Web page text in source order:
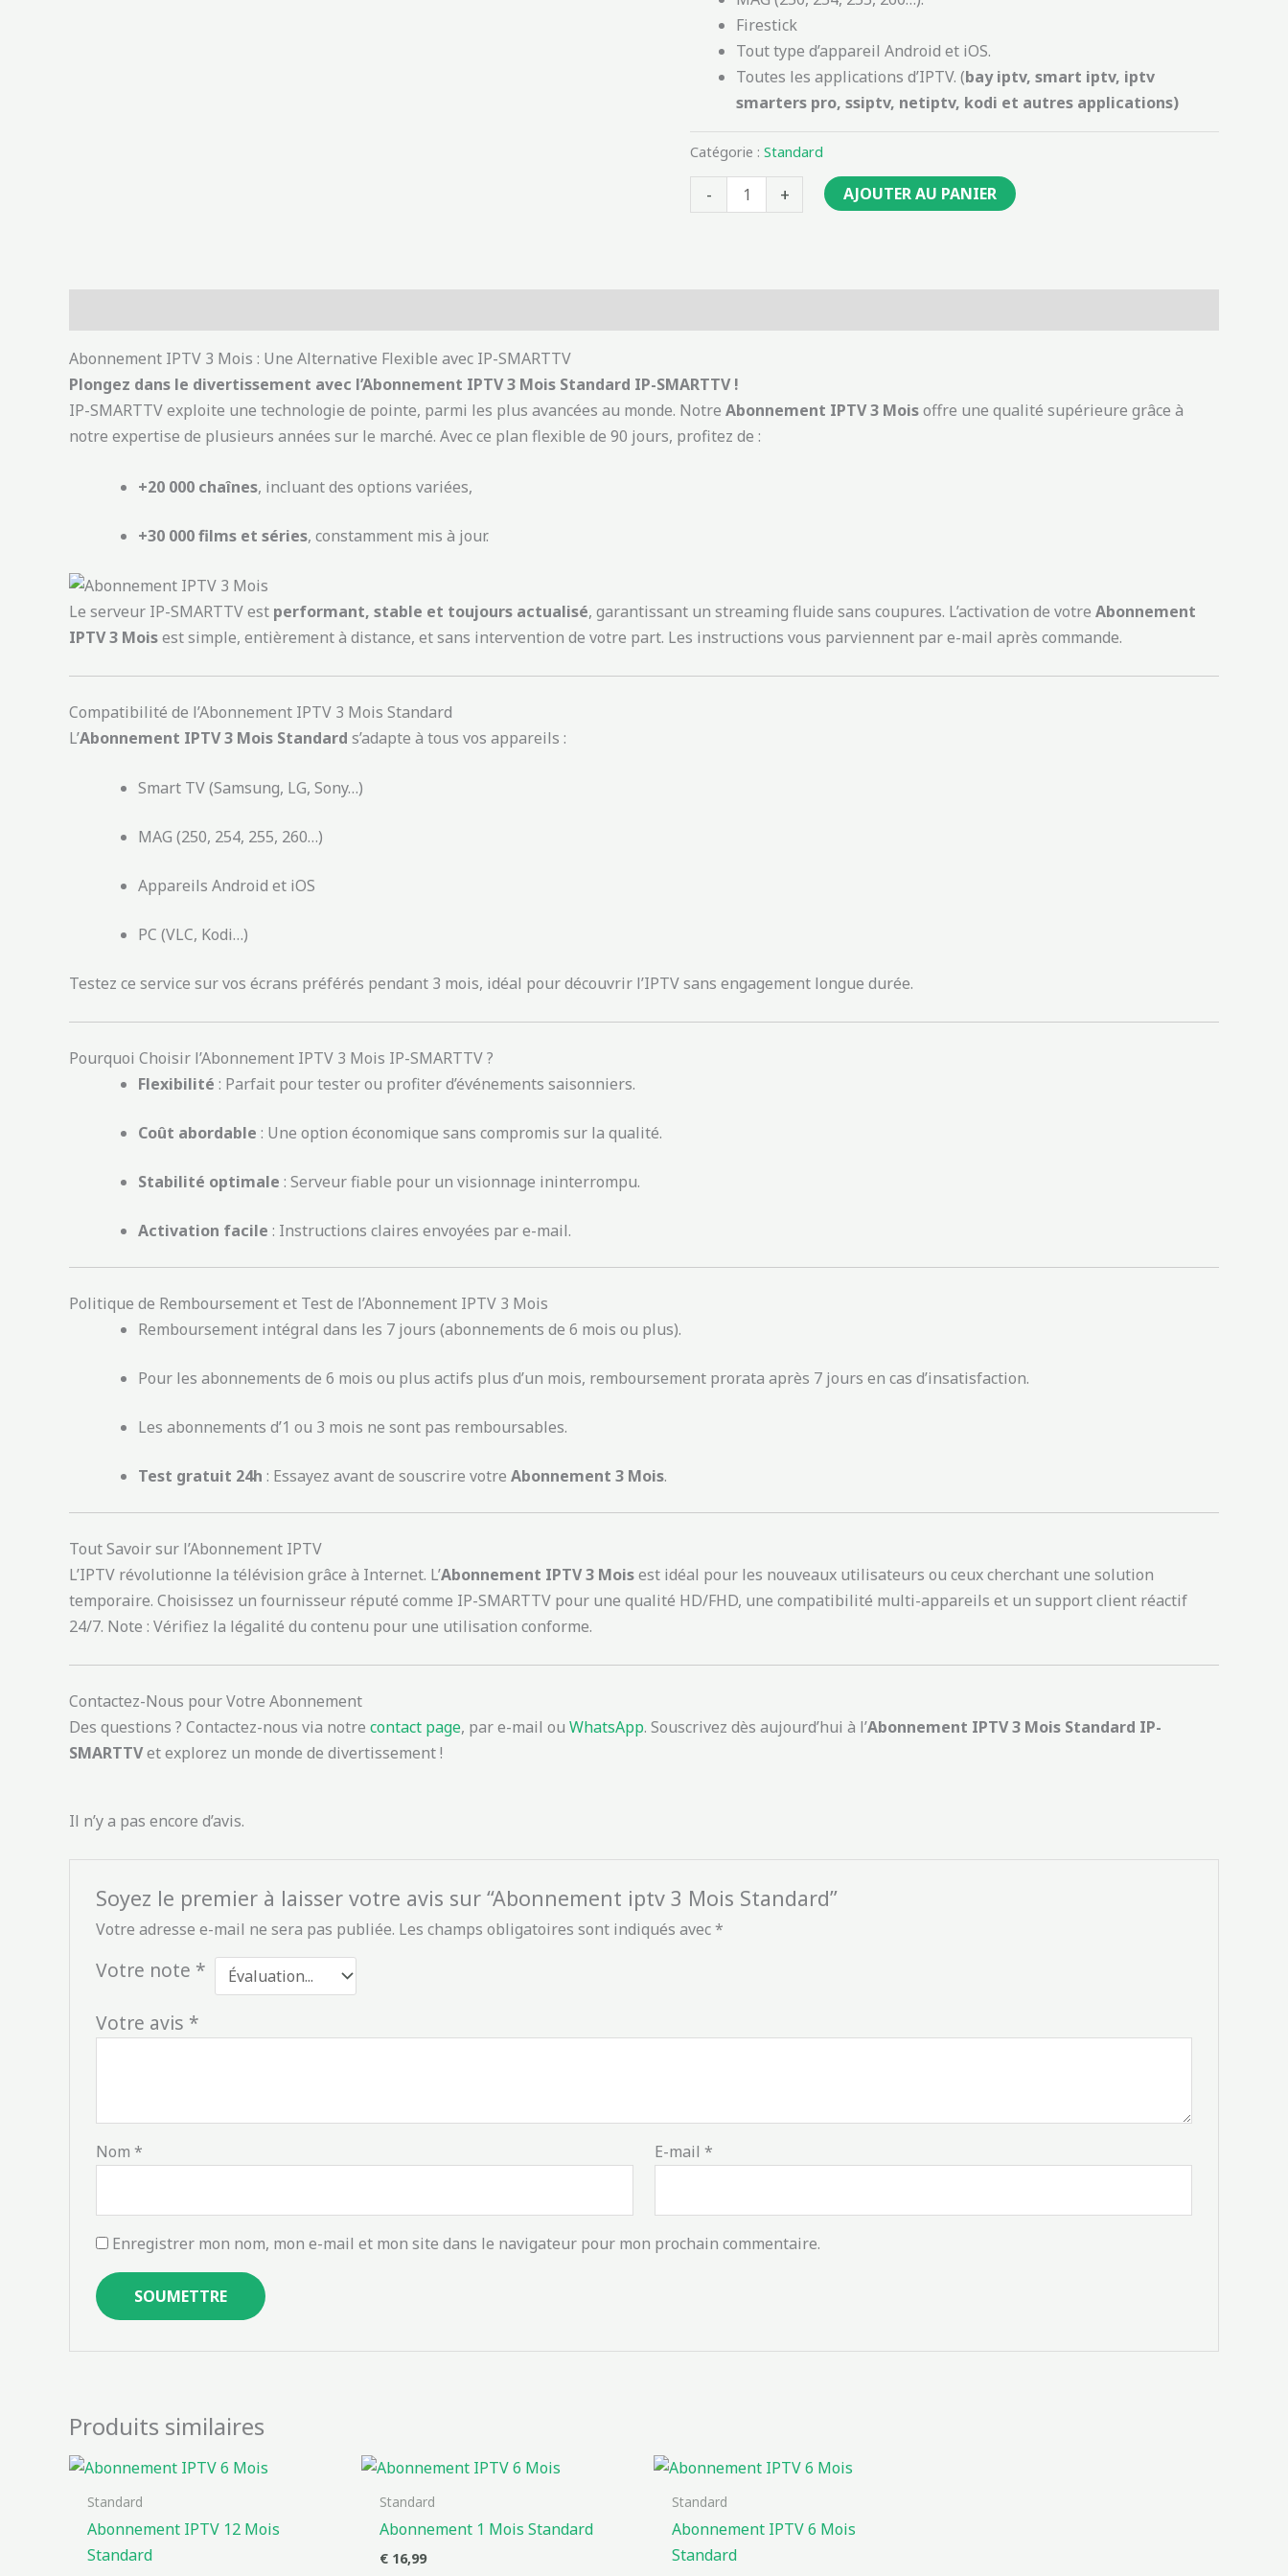
Firestick
Tout type d’appareil Android et iOS.
Toutes les applications d’IPTV. (bay iptv, smart iptv, iptv
smarters pro, ssiptv, netiptv, kodi et autres applications)
Catégorie : Standard
- + AJOUTER AU PANIER
Abonnement IPTV 3 Mois : Une Alternative Flexible avec IP-SMARTTV
Plongez dans le divertissement avec l’Abonnement IPTV 3 Mois Standard IP-SMARTTV !
IP-SMARTTV exploite une technologie de pointe, parmi les plus avancées au monde. Notre Abonnement IPTV 3 Moisoffre une qualité supérieure grâce à
notre expertise de plusieurs années sur le marché. Avec ce plan flexible de 90 jours, profitez de :
+20 000 chaînes, incluant des options variées,
+30 000 films et séries, constamment mis à jour.
Le serveur IP-SMARTTV est performant, stable et toujours actualisé, garantissant un streaming fluide sans coupures. L’activation de votre Abonnement
IPTV 3 Moisest simple, entièrement à distance, et sans intervention de votre part. Les instructions vous parviennent par e-mail après commande.
Compatibilité de l’Abonnement IPTV 3 Mois Standard
L’Abonnement IPTV 3 Mois Standard s’adapte à tous vos appareils :
Smart TV (Samsung, LG, Sony…)
MAG (250, 254, 255, 260…)
Appareils Android et iOS
PC (VLC, Kodi…)
Testez ce service sur vos écrans préférés pendant 3 mois, idéal pour découvrir l’IPTV sans engagement longue durée.
Pourquoi Choisir l’Abonnement IPTV 3 Mois IP-SMARTTV ?
Flexibilité : Parfait pour tester ou profiter d’événements saisonniers.
Coût abordable : Une option économique sans compromis sur la qualité.
Stabilité optimale : Serveur fiable pour un visionnage ininterrompu.
Activation facile : Instructions claires envoyées par e-mail.
Politique de Remboursement et Test de l’Abonnement IPTV 3 Mois
Remboursement intégral dans les 7 jours (abonnements de 6 mois ou plus).
Pour les abonnements de 6 mois ou plus actifs plus d’un mois, remboursement prorata après 7 jours en cas d’insatisfaction.
Les abonnements d’1 ou 3 mois ne sont pas remboursables.
Test gratuit 24h : Essayez avant de souscrire votre Abonnement 3 Mois.
Tout Savoir sur l’Abonnement IPTV
L’IPTV révolutionne la télévision grâce à Internet. L’Abonnement IPTV 3 Moisest idéal pour les nouveaux utilisateurs ou ceux cherchant une solution
temporaire. Choisissez un fournisseur réputé comme IP-SMARTTV pour une qualité HD/FHD, une compatibilité multi-appareils et un support client réactif
24/7. Note : Vérifiez la légalité du contenu pour une utilisation conforme.
Contactez-Nous pour Votre Abonnement
Des questions ? Contactez-nous via notre contact page, par e-mail ou WhatsApp. Souscrivez dès aujourd’hui à l’Abonnement IPTV 3 Mois Standard IP-
SMARTTVet explorez un monde de divertissement !
Il n’y a pas encore d’avis.
Soyez le premier à laisser votre avis sur “Abonnement iptv 3 Mois Standard”
Votre adresse e-mail ne sera pas publiée. Les champs obligatoires sont indiqués avec*
Votre note *
Votre avis *
Nom * E-mail*
Enregistrer mon nom, mon e-mail et mon site dans le navigateur pour mon prochain commentaire.
Produits similaires
Standard
Abonnement IPTV 12 Mois
Standard
Standard
Abonnement 1 Mois Standard
€ 16,99
Standard
Abonnement IPTV 6 Mois
Standard